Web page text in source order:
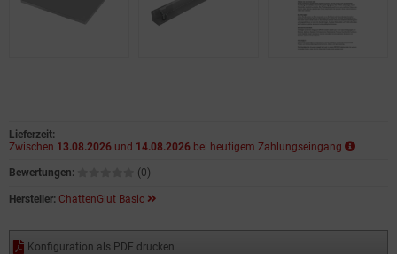
Lieferzeit:
Zwischen 13.08.2026 und 14.08.2026 bei heutigem Zahlungseingang
Bewertungen: (0)
Hersteller: ChattenGlut Basic
Konfiguration als PDF drucken